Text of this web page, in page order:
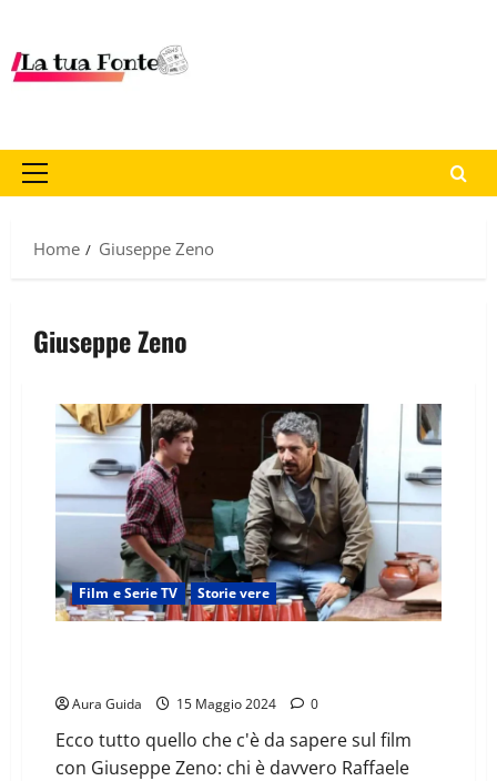
Home Giuseppe Zeno
Giuseppe Zeno
Film e Serie TV Storie vere
Aura Guida 15 Maggio 2024 0
Ecco tutto quello che c'è da sapere sul film
con Giuseppe Zeno: chi è davvero Raffaele